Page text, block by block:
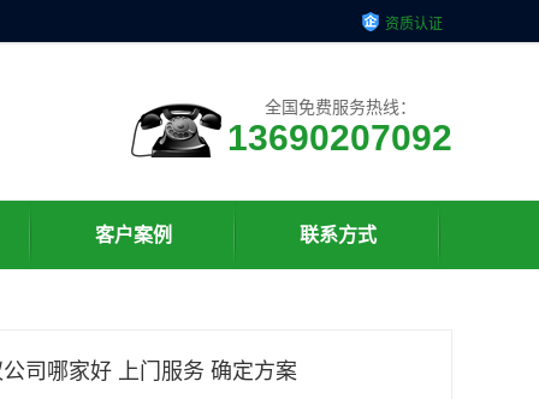
资质认证
全国免费服务热线：
13690207092
客户案例 联系方式
司哪家好 上门服务 确定方案